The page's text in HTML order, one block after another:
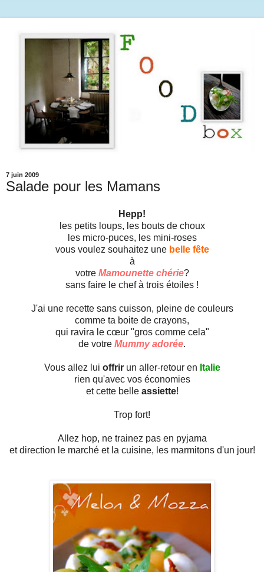
7 juin 2009
Salade pour les Mamans
Hepp!
les petits loups, les bouts de choux
les micro-puces, les mini-roses
vous voulez souhaitez une belle fête
à
votreMamounette chérie?
sans faire le chef à trois étoiles !
J'ai une recette sans cuisson, pleine de couleurs
comme ta boite de crayons,
qui ravira le cœur "gros comme cela"
de votre Mummy adorée.
Vous allez lui offrirun aller-retour en Italie
rien qu'avec vos économies
et cette belle assiette!
Trop fort!
Allez hop, ne trainez pas en pyjama
et direction le marché et la cuisine, les marmitons d'un jour!